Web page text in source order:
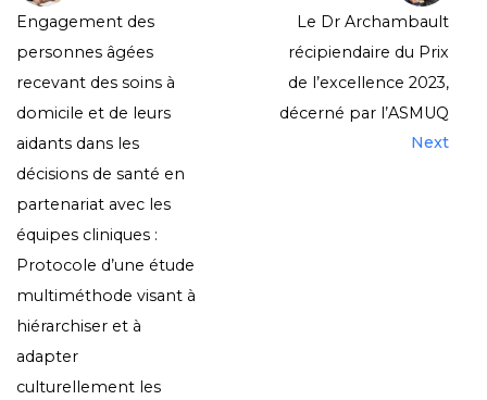
Engagement des
personnes âgées
recevant des soins à
domicile et de leurs
aidants dans les
décisions de santé en
partenariat avec les
équipes cliniques :
Protocole d’une étude
multiméthode visant à
hiérarchiser et à
adapter
culturellement les
Le Dr Archambault
récipiendaire du Prix
de l’excellence 2023,
décerné par l’ASMUQ
Next